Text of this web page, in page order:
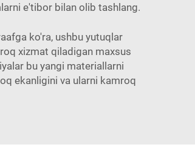
e'tibor bilan olib tashlang.
ko'ra, ushbu yutuqlar
xizmat qiladigan maxsus
bu yangi materiallarni
ekanligini va ularni kamroq